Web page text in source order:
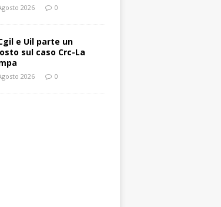
2026 0
e Uil parte un
sul caso Crc-La
2026 0